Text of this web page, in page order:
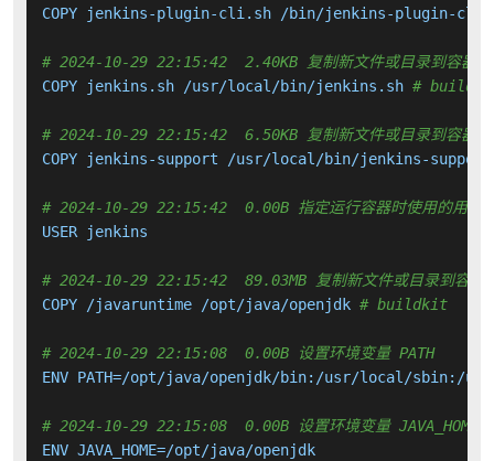
COPY jenkins-plugin-cli.sh /bin/jenkins-plugin-cli
# 2024-10-29 22:15:42  2.40KB 复制新文件或目录到容器中
COPY jenkins.sh /usr/local/bin/jenkins.sh #
# 2024-10-29 22:15:42  6.50KB 复制新文件或目录到容器中
COPY jenkins-support /usr/local/bin/jenkins-
# 2024-10-29 22:15:42  0.00B 指定运行容器时使用的用户
USER jenkins
# 2024-10-29 22:15:42  89.03MB 复制新文件或目录到容器
COPY /javaruntime /opt/java/openjdk # buildkit
# 2024-10-29 22:15:08  0.00B 设置环境变量 PATH
ENV PATH=/opt/java/openjdk/bin:/usr/local/
# 2024-10-29 22:15:08  0.00B 设置环境变量 JAVA_HOME
ENV JAVA_HOME=/opt/java/openjdk